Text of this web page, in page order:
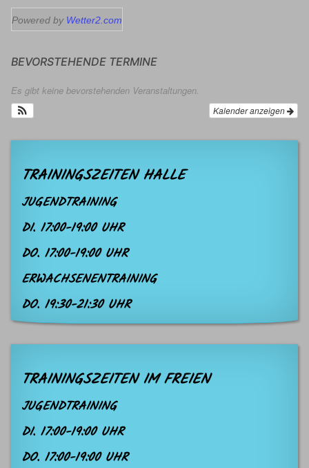
Powered by Wetter2.com
BEVORSTEHENDE TERMINE
Es gibt keine bevorstehenden Veranstaltungen.
Kalender anzeigen
TRAININGSZEITEN HALLE
JUGENDTRAINING
DI. 17:00-19:00 UHR
DO. 17:00-19:00 UHR
ERWACHSENENTRAINING
DO. 19:30-21:30 UHR
TRAININGSZEITEN IM FREIEN
JUGENDTRAINING
DI. 17:00-19:00 UHR
DO. 17:00-19:00 UHR